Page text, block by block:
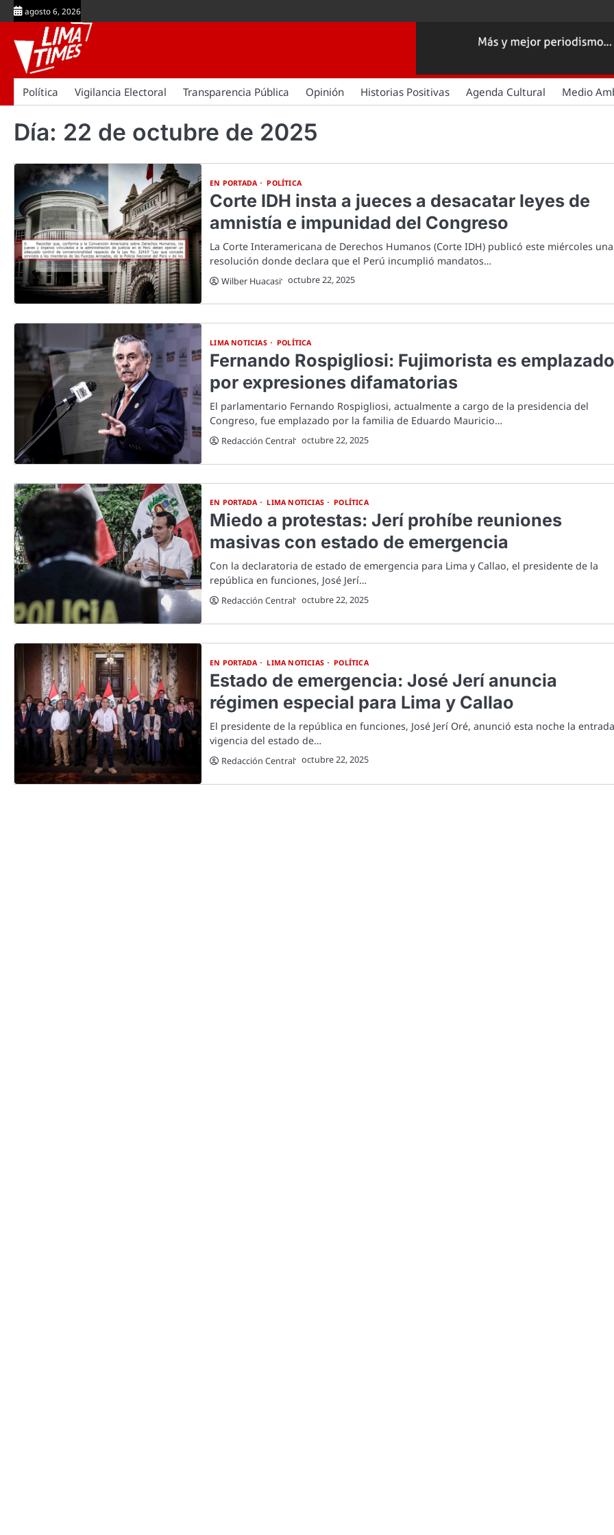
Skip
to
content
agosto 6, 2026
Política Vigilancia Electoral Transparencia Pública Opinión Historias Positivas Agenda Cultural Medio
Día: 22 de octubre de 2025
EN PORTADA POLÍTICA
Corte IDH insta a jueces a desacatar leyes de
amnistía e impunidad del Congreso
La Corte Interamericana de Derechos Humanos (Corte IDH) publicó este miércoles una
resolución donde declara que el Perú incumplió mandatos…
Wilber Huacasi octubre 22, 2025
LIMA NOTICIAS POLÍTICA
Fernando Rospigliosi: Fujimorista es
por expresiones difamatorias
El parlamentario Fernando Rospigliosi, actualmente a cargo de la presidencia del
Congreso, fue emplazado por la familia de Eduardo Mauricio…
Redacción Central octubre 22, 2025
EN PORTADA LIMA NOTICIAS POLÍTICA
Miedo a protestas: Jerí prohíbe reuniones
masivas con estado de emergencia
Con la declaratoria de estado de emergencia para Lima y Callao, el presidente de la
república en funciones, José Jerí…
Redacción Central octubre 22, 2025
EN PORTADA LIMA NOTICIAS POLÍTICA
Estado de emergencia: José Jerí anuncia
régimen especial para Lima y Callao
El presidente de la república en funciones, José Jerí Oré, anunció esta noche la
vigencia del estado de…
Redacción Central octubre 22, 2025